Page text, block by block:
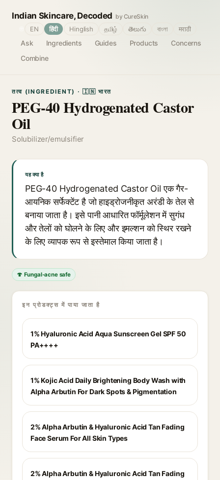
Indian Skincare, Decoded by CureSkin
Ask Ingredients Guides Products
Concerns
Combine
EN हिंदी Hinglish தமிழ் తెలుగు বাংলা मराठी
तत्व (INGREDIENT) · 🇮🇳 भारत
PEG-40 Hydrogenated Castor
Oil
Solubilizer/emulsifier
यह क्या है
PEG-40 Hydrogenated Castor Oil एक गैर-
आयनिक सर्फेक्टेंट है जो हाइड्रोजनीकृत अरंडी के तेल से
बनाया जाता है। इसे पानी आधारित फॉर्मूलेशन में सुगंध
और तेलों को घोलने के लिए और इमल्शन को स्थिर रखने
के लिए व्यापक रूप से इस्तेमाल किया जाता है।
🍄 Fungal-acne safe
इन प्रोडक्ट्स में पाया जाता है
1% Hyaluronic Acid Aqua Sunscreen Gel SPF 50
PA++++
1% Kojic Acid Daily Brightening Body Wash with
Alpha Arbutin For Dark Spots & Pigmentation
2% Alpha Arbutin & Hyaluronic Acid Tan Fading
Face Serum For All Skin Types
2% Alpha Arbutin & Hyaluronic Acid Tan Fading